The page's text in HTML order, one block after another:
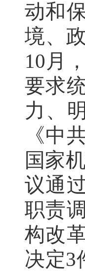
动和
境、
10月
要求
力、
《中
国家
议通
职责
构改
决定3